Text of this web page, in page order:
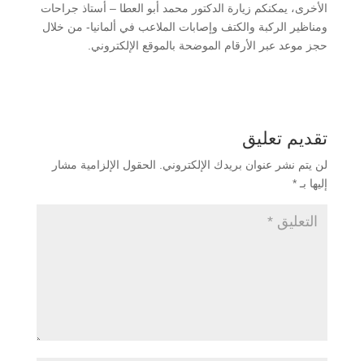
الأخرى، يمكنكم زيارة الدكتور محمد أبو العطا – أستاذ جراحات
ومناظير الركبة والكتف وإصابات الملاعب في ألمانيا- من خلال
حجز موعد عبر الأرقام الموضحة بالموقع الإلكتروني.
تقديم تعليق
لن يتم نشر عنوان بريدك الإلكتروني.
الحقول الإلزامية مشار
إليها بـ *